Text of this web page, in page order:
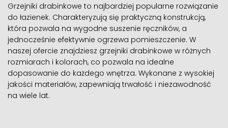
Grzejniki drabinkowe to najbardziej popularne rozwiązanie
do łazienek. Charakteryzują się praktyczną konstrukcją,
która pozwala na wygodne suszenie ręczników, a
jednocześnie efektywnie ogrzewa pomieszczenie. W
naszej ofercie znajdziesz grzejniki drabinkowe w różnych
rozmiarach i kolorach, co pozwala na idealne
dopasowanie do każdego wnętrza. Wykonane z wysokiej
jakości materiałów, zapewniają trwałość i niezawodność
na wiele lat.